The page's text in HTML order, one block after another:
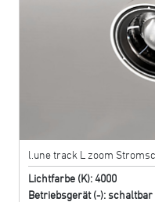
l.une track L zoom
Lichtfarbe (K): 4000
Betriebsgerät (-): schaltbar